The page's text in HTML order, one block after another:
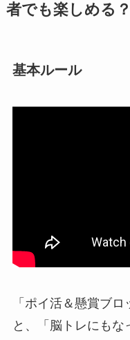
者でも楽しめる？
基本ルール
「ポイ活＆懸賞ブ
と、「脳トレにもな